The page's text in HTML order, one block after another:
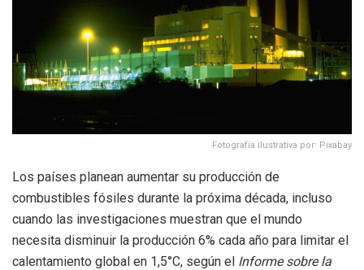
Fotografía ilustrativa por: Pixabay
Los países planean aumentar su producción de
combustibles fósiles durante la próxima década, incluso
cuando las investigaciones muestran que el mundo
necesita disminuir la producción 6% cada año para limitar el
calentamiento global en 1,5°C, según el Informe sobre la